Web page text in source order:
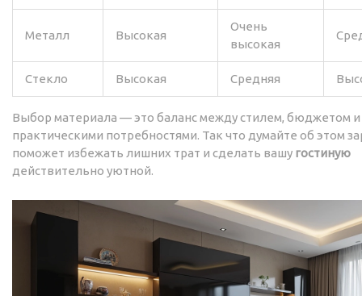
Металл Высокая
Очень
высокая
Стекло Высокая Средняя
Выбор материала — это баланс между стилем, бюджетом и
практическими потребностями. Так что думайте об этом
поможет избежать лишних трат и сделать вашу гостиную
действительно уютной.